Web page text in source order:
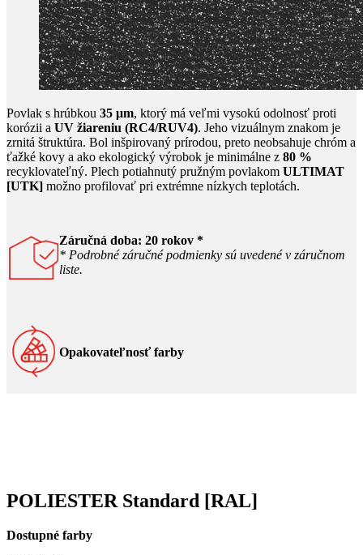
Povlak s hrúbkou 35 μm, ktorý má veľmi vysokú odolnosť proti
korózii a UV žiareniu (RC4/RUV4). Jeho vizuálnym znakom je
zrnitá štruktúra. Bol inšpirovaný prírodou, preto neobsahuje chróm a
ťažké kovy a ako ekologický výrobok je minimálne z 80 %
recyklovateľný. Plech potiahnutý pružným povlakom ULTIMAT
[UTK] možno profilovať pri extrémne nízkych teplotách.
Záručná doba: 20 rokov *
* Podrobné záručné podmienky sú uvedené v záručnom
liste.
Opakovateľnosť farby
POLIESTER Standard [RAL]
Dostupné farby